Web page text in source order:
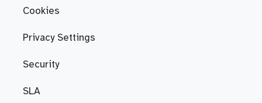
Cookies
Privacy Settings
Security
SLA